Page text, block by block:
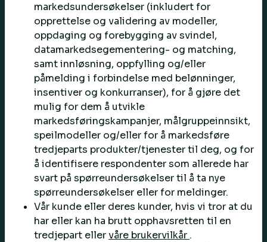
markedsundersøkelser (inkludert for
opprettelse og validering av modeller,
oppdaging og forebygging av svindel,
datamarkedsegementering- og matching,
samt innløsning, oppfylling og/eller
påmelding i forbindelse med belønninger,
insentiver og konkurranser), for å gjøre det
mulig for dem å utvikle
markedsføringskampanjer, målgruppeinnsikt,
speilmodeller og/eller for å markedsføre
tredjeparts produkter/tjenester til deg, og for
å identifisere respondenter som allerede har
svart på spørreundersøkelser til å ta nye
spørreundersøkelser eller for meldinger.
Vår kunde eller deres kunder, hvis vi tror at du
har eller kan ha brutt opphavsretten til en
tredjepart ellervåre brukervilkår .